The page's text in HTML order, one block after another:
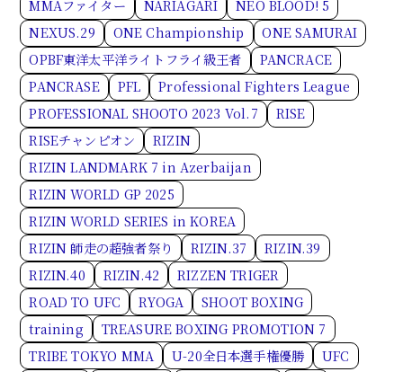
MMAファイター NARIAGARI
NEO BLOOD! 5
NEXUS.29
ONE Championship
ONE SAMURAI
OPBF東洋太平洋ライトフライ級王者
PANCRACE
PANCRASE
PFL
Professional Fighters League
PROFESSIONAL SHOOTO 2023 Vol.7
RISE
RISEチャンピオン
RIZIN
RIZIN LANDMARK 7 in Azerbaijan
RIZIN WORLD GP 2025
RIZIN WORLD SERIES in KOREA
RIZIN 師走の超強者祭り
RIZIN.37
RIZIN.39
RIZIN.40
RIZIN.42
RIZZEN TRIGER
ROAD TO UFC
RYOGA
SHOOT BOXING
training
TREASURE BOXING PROMOTION 7
TRIBE TOKYO MMA
U-20全日本選手権優勝
UFC